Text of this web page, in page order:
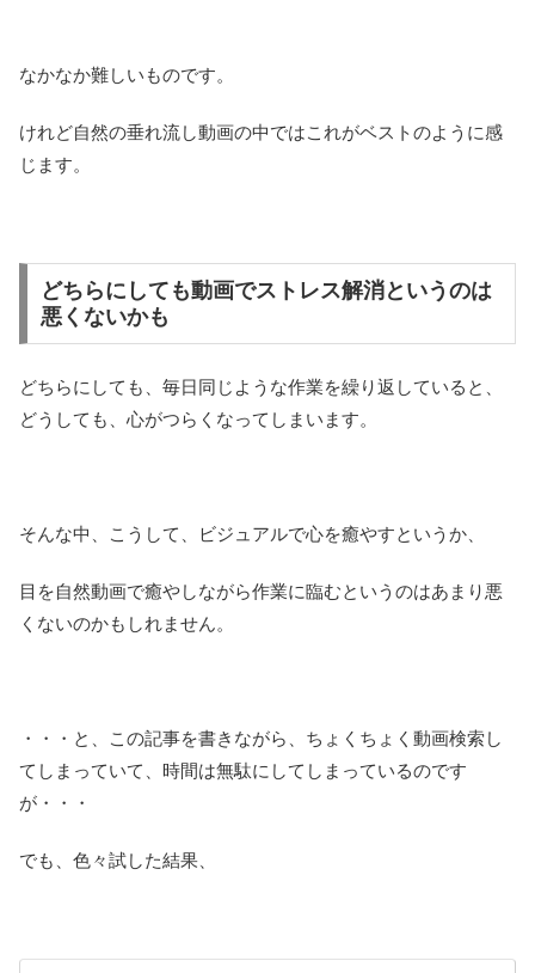
なかなか難しいものです。
けれど自然の垂れ流し動画の中ではこれがベストのように感
じます。
どちらにしても動画でストレス解消というのは
悪くないかも
どちらにしても、毎日同じような作業を繰り返していると、
どうしても、心がつらくなってしまいます。
そんな中、こうして、ビジュアルで心を癒やすというか、
目を自然動画で癒やしながら作業に臨むというのはあまり悪
くないのかもしれません。
・・・と、この記事を書きながら、ちょくちょく動画検索し
てしまっていて、時間は無駄にしてしまっているのです
が・・・
でも、色々試した結果、